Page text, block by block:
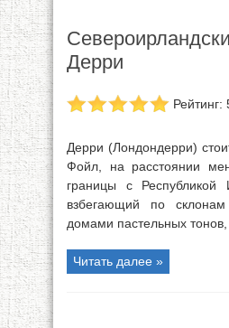
Дерри
Рейтинг:
Дерри (Лондондерри)
Фойл, на расстоянии
границы с Республикой
взбегающий по
домами пастельных тонов,
Читать далее »